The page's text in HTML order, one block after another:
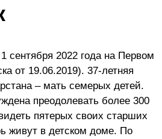
сентября 2022 года на Первом
от 19.06.2019). 37-летняя
– мать семерых детей.
преодолевать более 300
пятерых своих старших
живут в детском доме. По